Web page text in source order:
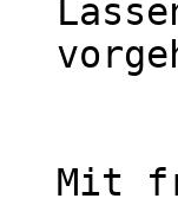
Mit